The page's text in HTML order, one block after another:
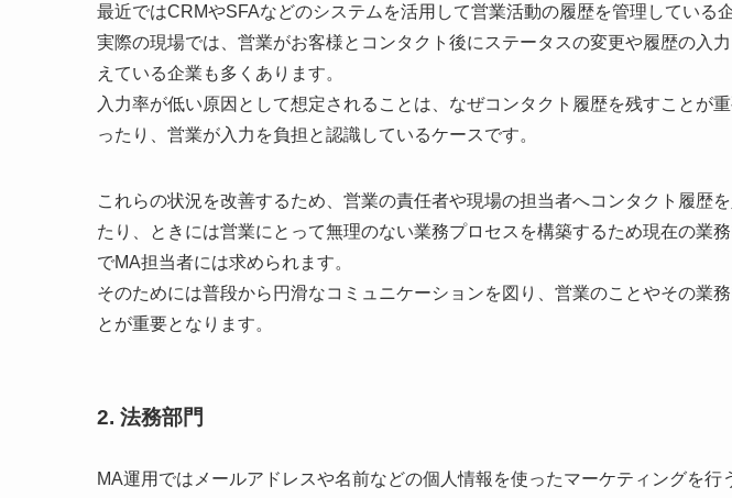
最近ではCRMやSFAなどのシステムを活用して営業活動の履歴を管理している
実際の現場では、営業がお客様とコンタクト後にステータスの変更や履歴の入
えている企業も多くあります。
入力率が低い原因として想定されることは、なぜコンタクト履歴を残すことが
ったり、営業が入力を負担と認識しているケースです。
これらの状況を改善するため、営業の責任者や現場の担当者へコンタクト履歴
たり、ときには営業にとって無理のない業務プロセスを構築するため現在の業
でMA担当者には求められます。
そのためには普段から円滑なコミュニケーションを図り、営業のことやその業
とが重要となります。
2. 法務部門
MA運用ではメールアドレスや名前などの個人情報を使ったマーケティングを行